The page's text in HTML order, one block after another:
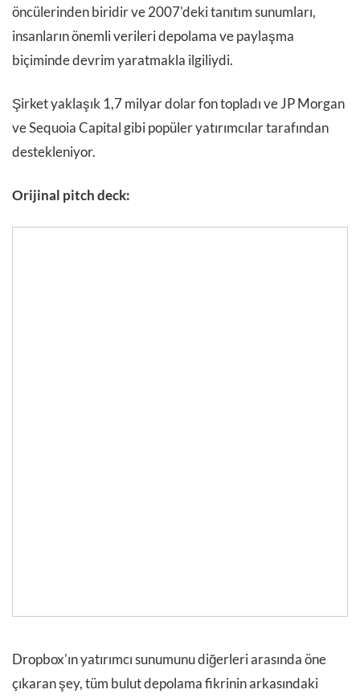
öncülerinden biridir ve 2007'deki tanıtım sunumları,
insanların önemli verileri depolama ve paylaşma
biçiminde devrim yaratmakla ilgiliydi.
Şirket yaklaşık 1,7 milyar dolar fon topladı ve JP Morgan
ve Sequoia Capital gibi popüler yatırımcılar tarafından
destekleniyor.
Orijinal pitch deck:
Dropbox'ın yatırımcı sunumunu diğerleri arasında öne
çıkaran şey, tüm bulut depolama fikrinin arkasındaki